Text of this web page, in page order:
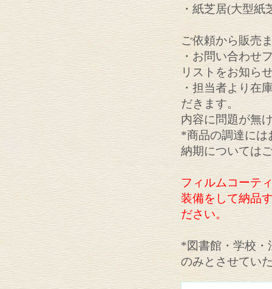
・紙芝居(大型紙
ご依頼から販売
・お問い合わせ
リストをお知ら
・担当者より在
だきます。
内容に問題が無
*商品の調達には
納期については
フィルムコーテ
装備をして納品
ださい。
*図書館・学校・
のみとさせてい